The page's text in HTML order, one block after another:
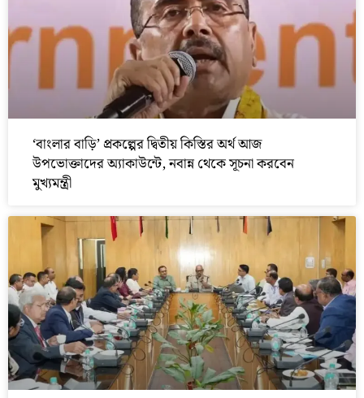
‘বাংলার বাড়ি’ প্রকল্পের দ্বিতীয় কিস্তির অর্থ আজ
উপভোক্তাদের অ্যাকাউন্টে, নবান্ন থেকে সূচনা করবেন
মুখ্যমন্ত্রী